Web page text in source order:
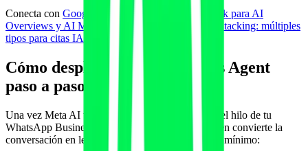
Conecta con Google Business Profile + Local Pack para AI
Overviews y AI Mode
JSON-LD Schema Stacking: múltiples
tipos para citas IA
Cómo desplegar Meta Business Agent
paso a paso
Una vez Meta AI te recomienda y el usuario abre el hilo de tu
WhatsApp Business, Meta Business Agent es quien convierte la
conversación en lead, reserva o venta. Despliegue mínimo: